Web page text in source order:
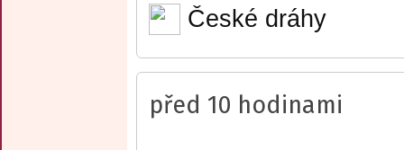
České dráhy
před 10 hodinami